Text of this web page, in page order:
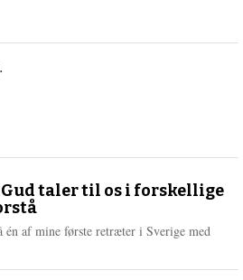
taler til os i forskellige
én af mine første retræter i Sverige med